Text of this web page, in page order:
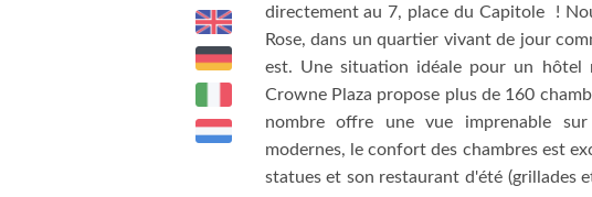
directement au 7, place du Capitole !
Rose, dans un quartier vivant de jour
est. Une situation idéale pour un hôtel
Crowne Plaza propose plus de 160
nombre offre une vue imprenable
modernes, le confort des chambres est
statues et son restaurant d'été (grillades